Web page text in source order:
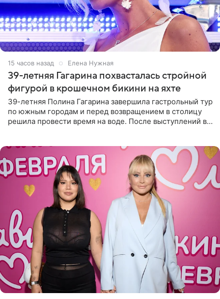
15 часов назад Елена Нужная
39-летняя Гагарина похвасталась стройной
фигурой в крошечном бикини на яхте
39-летняя Полина Гагарина завершила гастрольный тур
по южным городам и перед возвращением в столицу
решила провести время на воде. После выступлений в